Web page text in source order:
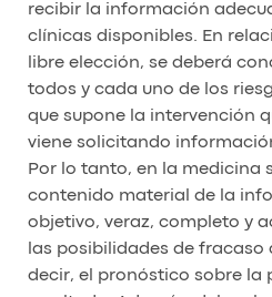
recibir la información
clínicas disponibles. En
libre elección, se deberá
todos y cada uno de los
que supone la intervención
viene solicitando
Por lo tanto, en la medicina
contenido material de la
objetivo, veraz, completo y
las posibilidades de fracaso
decir, el pronóstico sobre la